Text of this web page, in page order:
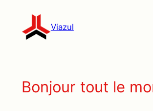
content
Viazul
Bonjour tout le